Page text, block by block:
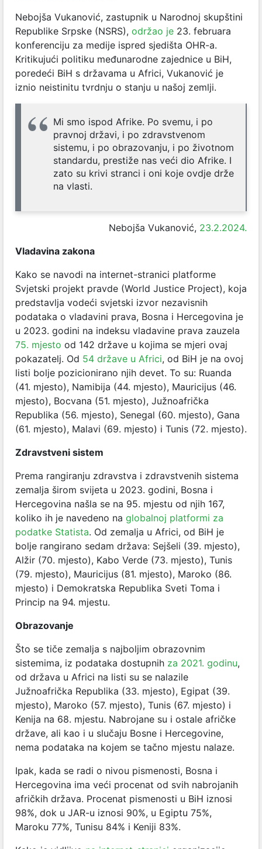
Nebojša Vukanović, zastupnik u Narodnoj skupštini
Republike Srpske (NSRS), održao je 23. februara
konferenciju za medije ispred sjedišta OHR-a.
Kritikujući politiku međunarodne zajednice u BiH,
poredeći BiH s državama u Africi, Vukanović je
iznio neistinitu tvrdnju o stanju u našoj zemlji.
Mi smo ispod Afrike. Po svemu, i po
pravnoj državi, i po zdravstvenom
sistemu, i po obrazovanju, i po životnom
standardu, prestiže nas veći dio Afrike. I
zato su krivi stranci i oni koje ovdje drže
na vlasti.
Nebojša Vukanović, 23.2.2024.
Vladavina zakona
Kako se navodi na internet-stranici platforme
Svjetski projekt pravde (World Justice Project), koja
predstavlja vodeći svjetski izvor nezavisnih
podataka o vladavini prava, Bosna i Hercegovina je
u 2023. godini na indeksu vladavine prava zauzela
75. mjesto od 142 države u kojima se mjeri ovaj
pokazatelj. Od 54 države u Africi, od BiH je na ovoj
listi bolje pozicionirano njih devet. To su: Ruanda
(41. mjesto), Namibija (44. mjesto), Mauricijus (46.
mjesto), Bocvana (51. mjesto), Južnoafrička
Republika (56. mjesto), Senegal (60. mjesto), Gana
(61. mjesto), Malavi (69. mjesto) i Tunis (72. mjesto).
Zdravstveni sistem
Prema rangiranju zdravstva i zdravstvenih sistema
zemalja širom svijeta u 2023. godini, Bosna i
Hercegovina našla se na 95. mjestu od njih 167,
koliko ih je navedeno na globalnoj platformi za
podatke Statista. Od zemalja u Africi, od BiH je
bolje rangirano sedam država: Sejšeli (39. mjesto),
Alžir (70. mjesto), Kabo Verde (73. mjesto), Tunis
(79. mjesto), Mauricijus (81. mjesto), Maroko (86.
mjesto) i Demokratska Republika Sveti Toma i
Princip na 94. mjestu.
Obrazovanje
Što se tiče zemalja s najboljim obrazovnim
sistemima, iz podataka dostupnih za 2021. godinu,
od država u Africi na listi su se nalazile
Južnoafrička Republika (33. mjesto), Egipat (39.
mjesto), Maroko (57. mjesto), Tunis (67. mjesto) i
Kenija na 68. mjestu. Nabrojane su i ostale afričke
države, ali kao i u slučaju Bosne i Hercegovine,
nema podataka na kojem se tačno mjestu nalaze.
Ipak, kada se radi o nivou pismenosti, Bosna i
Hercegovina ima veći procenat od svih nabrojanih
afričkih država. Procenat pismenosti u BiH iznosi
98%, dok u JAR-u iznosi 90%, u Egiptu 75%,
Maroku 77%, Tunisu 84% i Keniji 83%.